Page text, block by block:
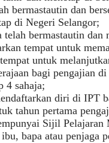
bermastautin dan
di Negeri Selangor;
telah bermastautin dan
tempat untuk
untuk
bagi pengajian
4 sahaja;
diri di IPT
tahun pertama
Sijil Pelajaran
bapa atau penjaga